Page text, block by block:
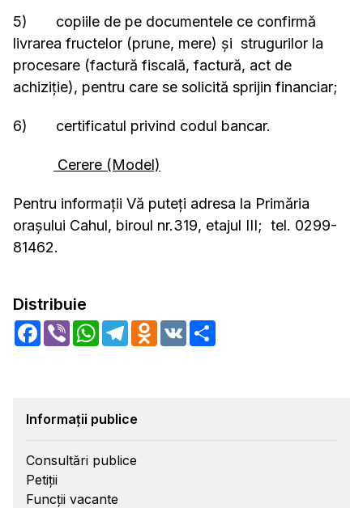
5) copiile de pe documentele ce confirmă
livrarea fructelor (prune, mere) şi strugurilor la
procesare (factură fiscală, factură, act de
achiziţie), pentru care se solicită sprijin financiar;
6) certificatul privind codul bancar.
Cerere (Model)
Pentru informaţii Vă puteţi adresa la Primăria
oraşului Cahul, biroul nr.319, etajul III; tel. 0299-
81462.
Distribuie
Facebook
Viber WhatsApp
TelegramOdnoklassniki
VK
Informații publice
Consultări publice
Petiții
Funcții vacante